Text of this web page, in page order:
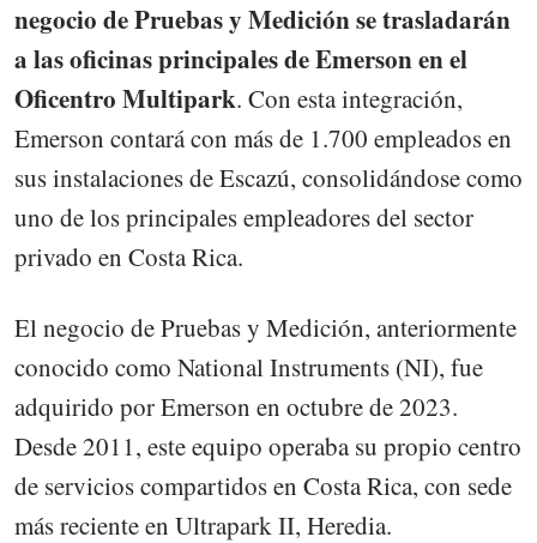
negocio de Pruebas y Medición se trasladarán
a las oficinas principales de Emerson en el
Oficentro Multipark. Con esta integración,
Emerson contará con más de 1.700 empleados en
sus instalaciones de Escazú, consolidándose como
uno de los principales empleadores del sector
privado en Costa Rica.
El negocio de Pruebas y Medición, anteriormente
conocido como National Instruments (NI), fue
adquirido por Emerson en octubre de 2023.
Desde 2011, este equipo operaba su propio centro
de servicios compartidos en Costa Rica, con sede
más reciente en Ultrapark II, Heredia.